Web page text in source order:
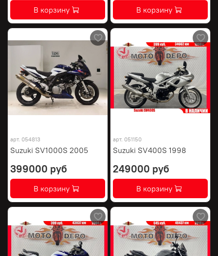
В корзину В корзину
арт. 054813
Suzuki SV1000S 2005
399000 руб
В корзину
арт. 051150
Suzuki SV400S 1998
249000 руб
В корзину